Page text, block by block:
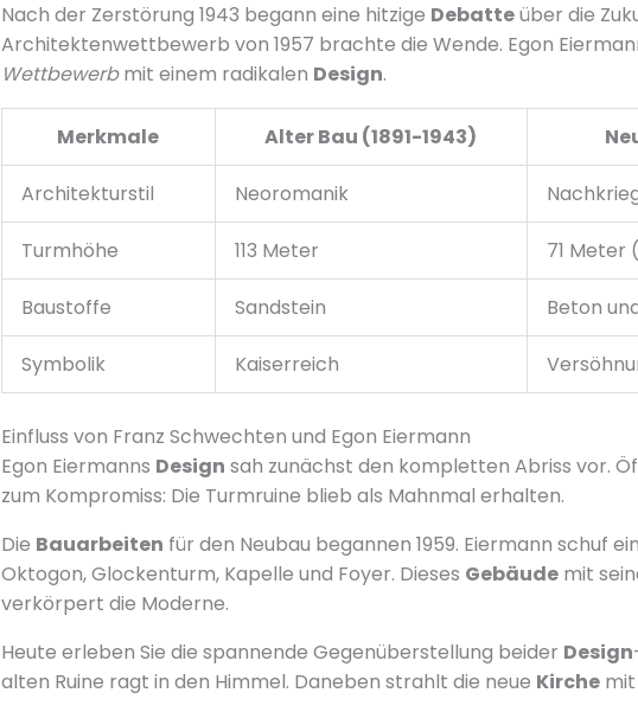
Nach der Zerstörung 1943 begann eine hitzige Debatteüber die
Architektenwettbewerb von 1957 brachte die Wende. Egon
Wettbewerbmit einem radikalen Design.
Merkmale Alter Bau (1891-1943)
Architekturstil Neoromanik
Turmhöhe 113 Meter 71 Meter
Baustoffe Sandstein Beton
Symbolik Kaiserreich
Einfluss von Franz Schwechten und Egon Eiermann
Egon Eiermanns Design sah zunächst den kompletten Abriss vor.
zum Kompromiss: Die Turmruine blieb als Mahnmal erhalten.
Die Bauarbeiten für den Neubau begannen 1959. Eiermann schuf
Oktogon, Glockenturm, Kapelle und Foyer. Dieses Gebäudemit
verkörpert die Moderne.
Heute erleben Sie die spannende Gegenüberstellung beider Design
alten Ruine ragt in den Himmel. Daneben strahlt die neue Kirchemit